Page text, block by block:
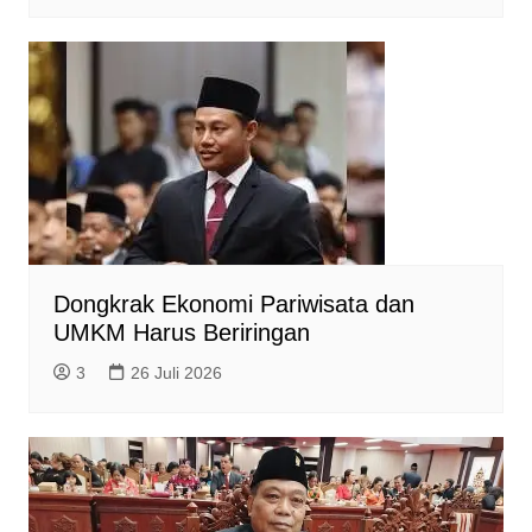
Dongkrak Ekonomi Pariwisata dan
UMKM Harus Beriringan
3 26 Juli 2026